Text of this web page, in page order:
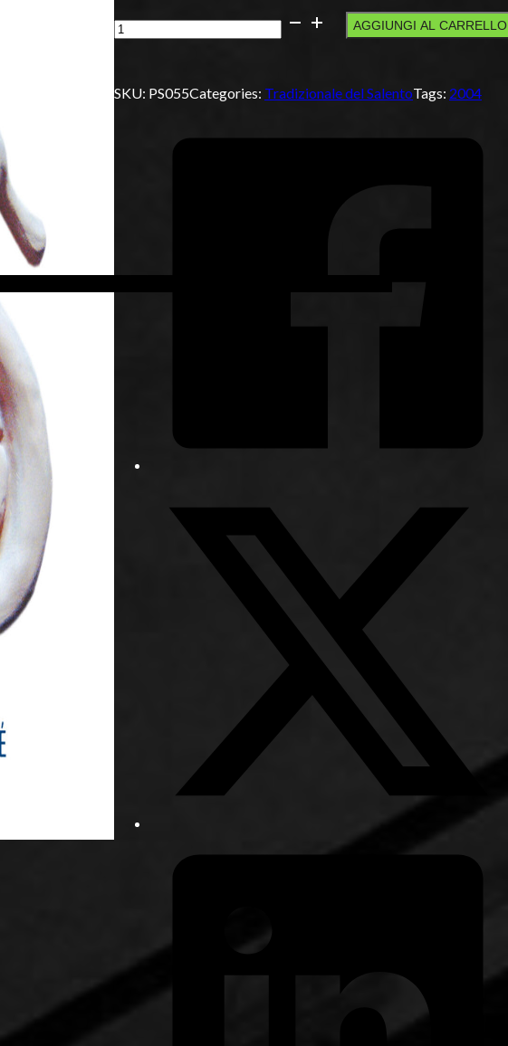
Crita
quantità
AGGIUNGI AL CARRELLO
SKU: PS055Categories: Tradizionale del SalentoTags: 2004